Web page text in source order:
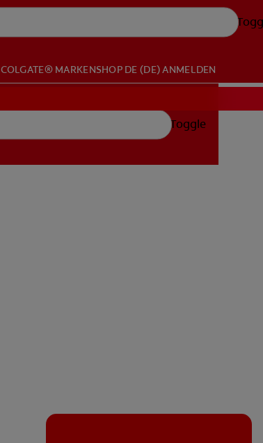
COLGATE® MARKENSHOP DE (DE)ANMELDEN
Toggle